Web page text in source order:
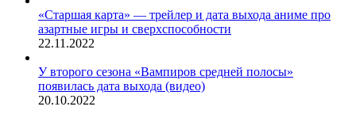
«Старшая карта» — трейлер и дата выхода аниме про
азартные игры и сверхспособности
22.11.2022
У второго сезона «Вампиров средней полосы»
появилась дата выхода (видео)
20.10.2022